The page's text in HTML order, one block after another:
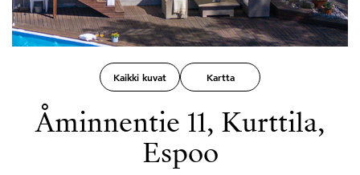
Kaikki kuvat Kartta
Åminnentie 11, Kurttila,
Espoo